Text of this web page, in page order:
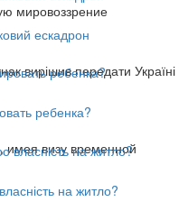
мировоззрение
ескадрон
вирішив передати Україні
ребенка?
имея визу временной
на житло?